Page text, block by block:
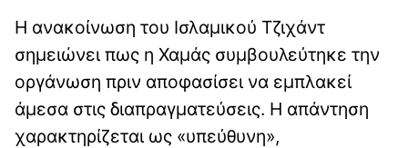
Η ανακοίνωση του Ισλαμικού Τζιχάντ
σημειώνει πως η Χαμάς συμβουλεύτηκε την
οργάνωση πριν αποφασίσει να εμπλακεί
άμεσα στις διαπραγματεύσεις. Η απάντηση
χαρακτηρίζεται ως «υπεύθυνη»,